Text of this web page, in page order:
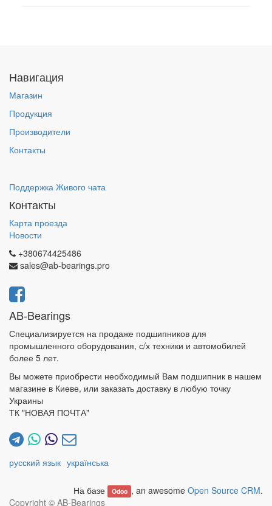
Навигация
Магазин
Продукция
Производители
Контакты
Поддержка Живого чата
Контакты
Карта проезда
Новости
+380674425486
sales@ab-bearings.pro
AB-Bearings
Специализируется на продаже подшипников для
промышленного оборудования, с/х техники и автомобилей
более 5 лет.
Вы можете приобрести необходимый Вам подшипник в нашем
магазине в Киеве, или заказать доставку в любую точку
Украины
ТК "НОВАЯ ПОЧТА"
русский язык українська
На базе Odoo , an awesome Open Source CRM.
Copyright © AB-Bearings